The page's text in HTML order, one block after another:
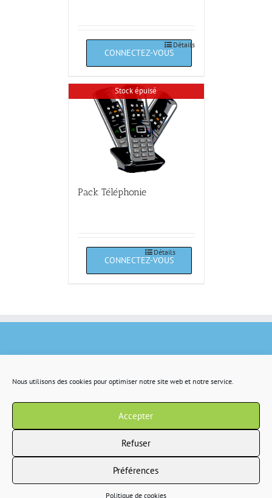
Nous utilisons des cookies pour optimiser notre site web et notre service.
Accepter
Refuser
Préférences
Politique de cookies
Détails
Stock épuisé
Pack Téléphonie
Détails
Copyright 2022 IR2S tous droits résservés |CGV|